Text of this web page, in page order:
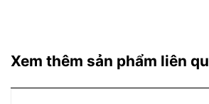
Xem thêm sản phẩm liên